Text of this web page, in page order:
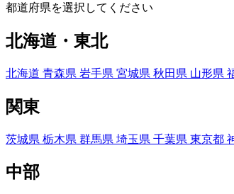
都道府県を選択してください
北海道・東北
北海道 青森県 岩手県 宮城県 秋田県 山形県
関東
茨城県 栃木県 群馬県 埼玉県 千葉県 東京都
中部